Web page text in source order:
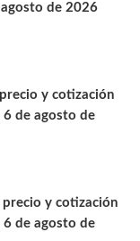
de 2026
y cotización
6 de agosto de
precio y cotización
6 de agosto de